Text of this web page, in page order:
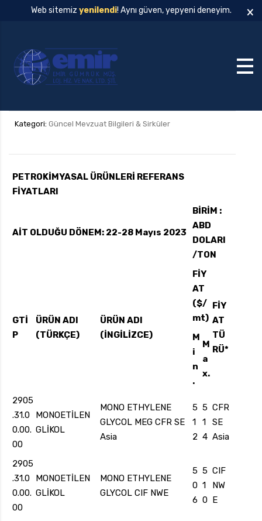
Web sitemiz yenilendi! Aynı güven, yepyeni deneyim. ×
Pzt — Cmt: 09:00 — 18:00
Kategori: Güncel Mevzuat Bilgileri & Sirküler
PETROKİMYASAL ÜRÜNLERİ REFERANS
FİYATLARI
AİT OLDUĞU DÖNEM: 22-28 Mayıs 2023
BİRİM :
ABD
DOLARI
/TON
GTİ
P
ÜRÜN ADI
(TÜRKÇE)
ÜRÜN ADI
(İNGİLİZCE)
FİY
AT
($/
mt)
FİY
AT
TÜ
RÜ*
M
i
n
.
M
a
x.
2905
.31.0
0.00.
00
MONOETİLEN
GLİKOL
MONO ETHYLENE
GLYCOL MEG CFR SE
Asia
5
1
2
5
1
4
CFR
SE
Asia
2905
.31.0
0.00.
00
MONOETİLEN
GLİKOL
MONO ETHYLENE
GLYCOL CIF NWE
5
0
6
5
1
0
CIF
NW
E